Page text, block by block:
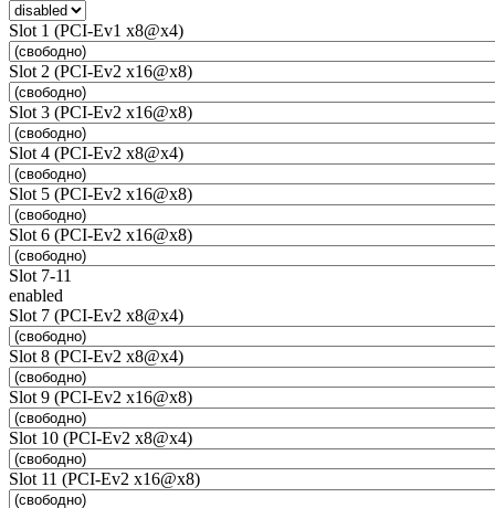
Slot 1 (PCI-Ev1 x8@x4)
Slot 2 (PCI-Ev2 x16@x8)
Slot 3 (PCI-Ev2 x16@x8)
Slot 4 (PCI-Ev2 x8@x4)
Slot 5 (PCI-Ev2 x16@x8)
Slot 6 (PCI-Ev2 x16@x8)
Slot 7-11
enabled
Slot 7 (PCI-Ev2 x8@x4)
Slot 8 (PCI-Ev2 x8@x4)
Slot 9 (PCI-Ev2 x16@x8)
Slot 10 (PCI-Ev2 x8@x4)
Slot 11 (PCI-Ev2 x16@x8)